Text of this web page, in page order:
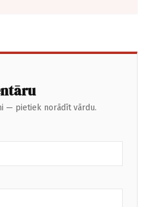
— pietiek norādīt vārdu.